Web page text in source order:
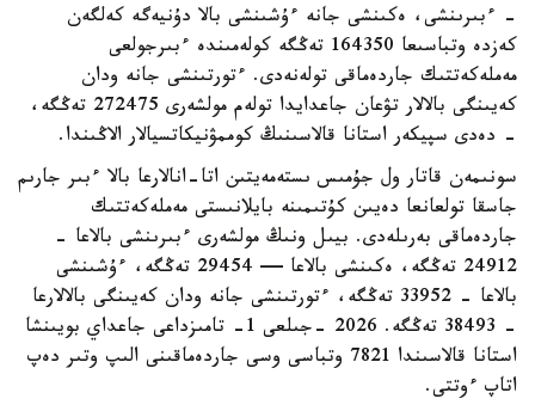
- ءبىرىنشى، ەكىنشى جانە ءۇشىنشى بالا دۇنيەگە كەلگەن
كەزدە وتباسىعا 164350 تەڭگە كولەمىندە ءبىرجولعى
مەملەكەتتىك جاردەماقى تولەنەدى. ءتورتىنشى جانە ودان
كەيىنگى بالالار تۋعان جاعدايدا تولەم مولشەرى 272475 تەڭگە،
- دەدى سپيكەر استانا قالاسىنىڭ كوممۋنيكاتسيالار الاڭىندا.
سونىمەن قاتار ول جۇمىس ىستەمەيتىن اتا-انالارعا بالا ءبىر جارىم
جاسقا تولعانعا دەيىن كۇتىمىنە بايلانىستى مەملەكەتتىك
جاردەماقى بەرىلەدى. بيىل ونىڭ مولشەرى ءبىرىنشى بالاعا -
24912 تەڭگە، ەكىنشى بالاعا — 29454 تەڭگە، ءۇشىنشى
بالاعا - 33952 تەڭگە، ءتورتىنشى جانە ودان كەيىنگى بالالارعا
- 38493 تەڭگە. 2026 -جىلعى 1- تامىزداعى جاعداي بويىنشا
استانا قالاسىندا 7821 وتباسى وسى جاردەماقىنى الىپ وتىر دەپ
اتاپ ءوتتى.